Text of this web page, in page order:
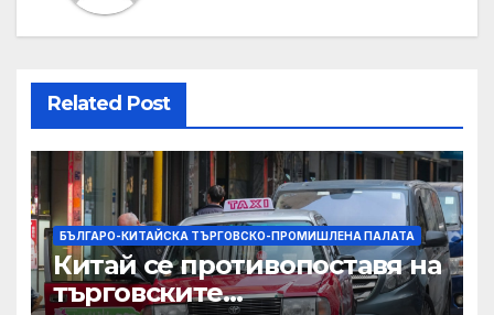
Related Post
БЪЛГАРО-КИТАЙСКА ТЪРГОВСКО-ПРОМИШЛЕНА ПАЛАТА
Китай се противопоставя на
търговските